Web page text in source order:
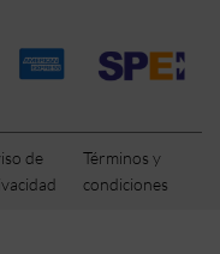
de
Términos y
condiciones